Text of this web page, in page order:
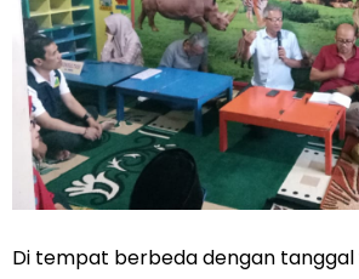
Di tempat berbeda dengan tanggal